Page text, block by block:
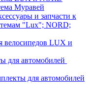
Муравей
и запчасти к
"Lux"; NORD;
велосипедов LUX и
для автомобилей
для автомобилей